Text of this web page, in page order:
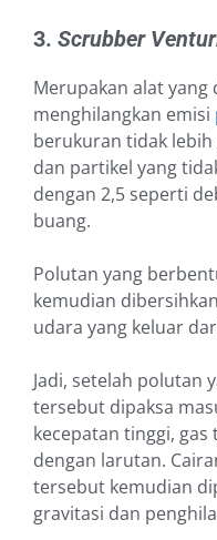
3. Scrubber
Merupakan alat
menghilangkan emisi
berukuran tidak
dan partikel yang
dengan 2,5 seperti
buang.
Polutan yang
kemudian
udara yang keluar
Jadi, setelah polutan
tersebut dipaksa
kecepatan tinggi,
dengan larutan.
tersebut kemudian
gravitasi dan